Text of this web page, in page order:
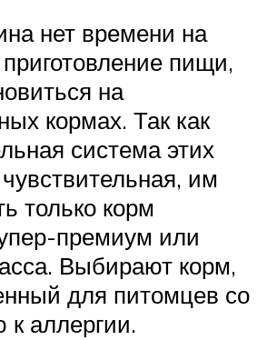
нет времени на
пищи,
на
кормах. Так как
система этих
им
только корм
премиум или
Выбирают корм,
для питомцев со
к аллергии.